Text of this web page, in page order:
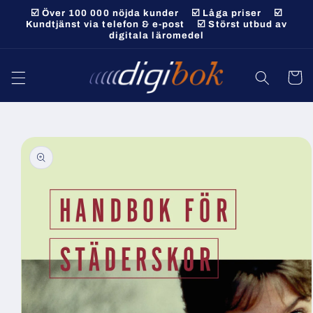
vidare
till
☑️ Över 100 000 nöjda kunder ☑️ Låga priser ☑️
Kundtjänst via telefon & e-post ☑️ Störst utbud av
digitala läromedel
vidare till